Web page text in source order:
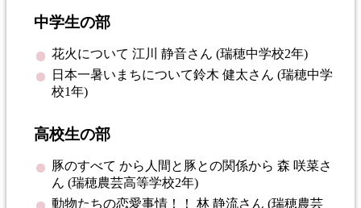
中学生の部
花火について 江川 静音さん (瑞穂中学校2年)
日本一暑いまちについて鈴木 健太さん (瑞穂中学
校1年)
高校生の部
豚のすべて から人間と豚との関係から 森 咲菜さ
ん (瑞穂農芸高等学校2年)
動物たちの恋愛事情！！ 林 静流さん (瑞穂農芸